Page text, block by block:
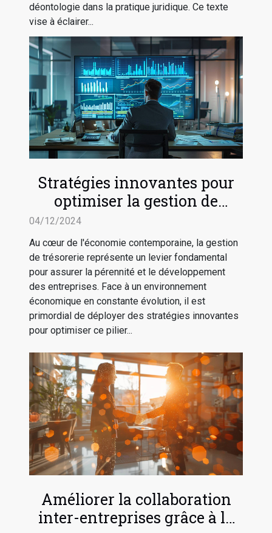
déontologie dans la pratique juridique. Ce texte
vise à éclairer...
Stratégies innovantes pour
optimiser la gestion de
trésorerie en entreprise
04/12/2024
Au cœur de l'économie contemporaine, la gestion
de trésorerie représente un levier fondamental
pour assurer la pérennité et le développement
des entreprises. Face à un environnement
économique en constante évolution, il est
primordial de déployer des stratégies innovantes
pour optimiser ce pilier...
Améliorer la collaboration
inter-entreprises grâce à la